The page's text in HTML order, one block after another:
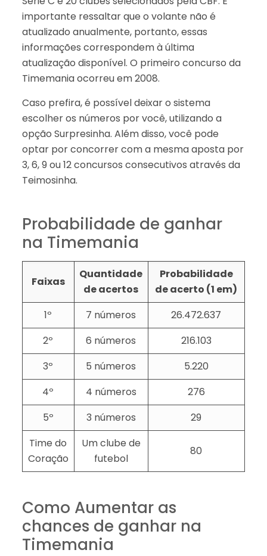
importante ressaltar que o volante não é
atualizado anualmente, portanto, essas
informações correspondem à última
atualização disponível. O primeiro concurso da
Timemania ocorreu em 2008.
Caso prefira, é possível deixar o sistema
escolher os números por você, utilizando a
opção Surpresinha. Além disso, você pode
optar por concorrer com a mesma aposta por
3, 6, 9 ou 12 concursos consecutivos através da
Teimosinha.
Probabilidade de ganhar
na Timemania
Faixas
Quantidade
de acertos
Probabilidade
de acerto (1 em)
1º
7 números
26.472.637
2º
6 números
216.103
3º
5 números
5.220
4º
4 números
276
5º
3 números
29
Time do
Coração
Um clube de
futebol
80
Como Aumentar as
chances de ganhar na
Timemania